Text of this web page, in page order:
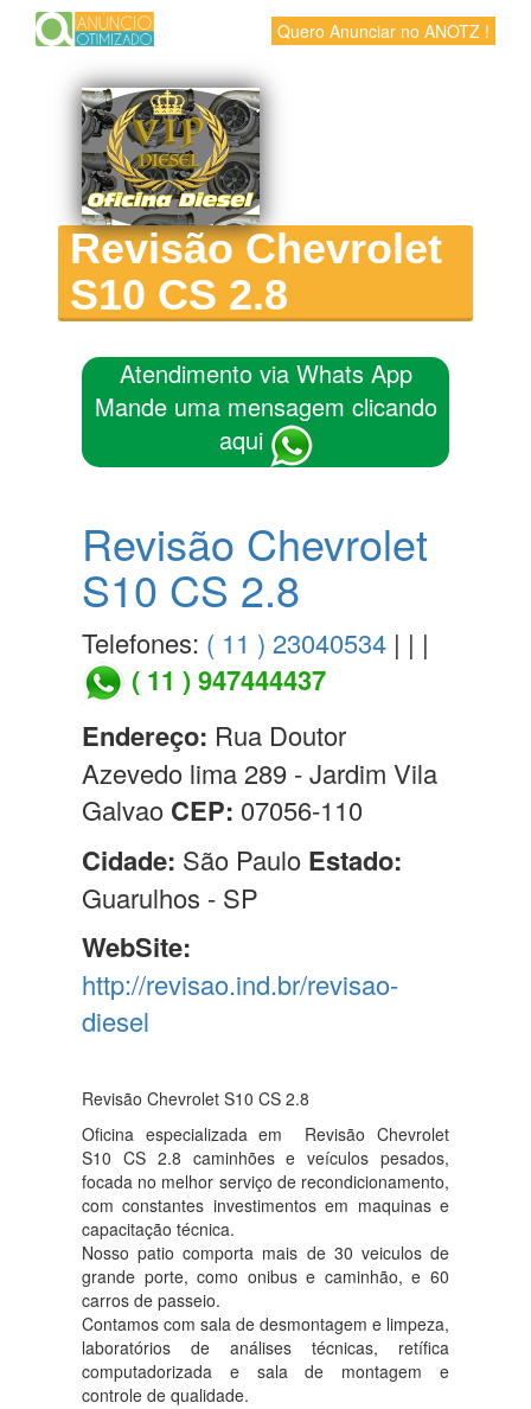
Quero Anunciar no ANOTZ !
Revisão Chevrolet
S10 CS 2.8
Atendimento via Whats App
Mande uma mensagem clicando
aqui
Revisão Chevrolet
S10 CS 2.8
Telefones: ( 11 ) 23040534 | | |
( 11 ) 947444437
Endereço: Rua Doutor
Azevedo lima 289 - Jardim Vila
Galvao CEP: 07056-110
Cidade: São Paulo Estado:
Guarulhos - SP
WebSite:
http://revisao.ind.br/revisao-
diesel
Revisão Chevrolet S10 CS 2.8
Oficina especializada em Revisão Chevrolet
S10 CS 2.8 caminhões e veículos pesados,
focada no melhor serviço de recondicionamento,
com constantes investimentos em maquinas e
capacitação técnica.
Nosso patio comporta mais de 30 veiculos de
grande porte, como onibus e caminhão, e 60
carros de passeio.
Contamos com sala de desmontagem e limpeza,
laboratórios de análises técnicas, retífica
computadorizada e sala de montagem e
controle de qualidade.